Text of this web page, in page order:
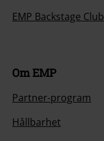
EMP Backstage Club
Om EMP
Partner-program
Hållbarhet